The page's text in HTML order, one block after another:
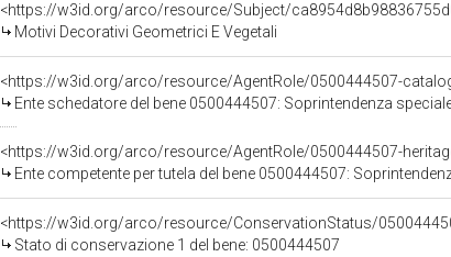
<https://w3id.org/arco/resource/Subject/
Motivi Decorativi Geometrici E Vegetali
<https://w3id.org/arco/resource/AgentRole/0500444507-
Ente schedatore del bene 0500444507: Soprintendenza
<https://w3id.org/arco/resource/AgentRole/0500444507-
Ente competente per tutela del bene 0500444507: Soprintendenza Speciale per il
<https://w3id.org/arco/resource/ConservationStatus/
Stato di conservazione 1 del bene: 0500444507